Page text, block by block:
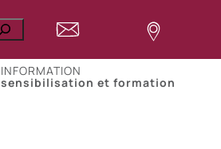
INFORMATION
sensibilisation et formation